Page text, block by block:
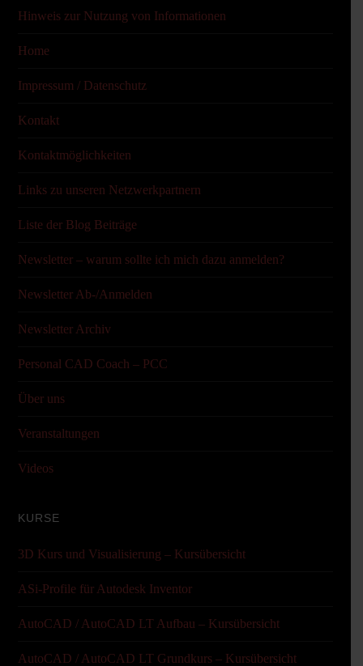
Hinweis zur Nutzung von Informationen
Home
Impressum / Datenschutz
Kontakt
Kontaktmöglichkeiten
Links zu unseren Netzwerkpartnern
Liste der Blog Beiträge
Newsletter – warum sollte ich mich dazu anmelden?
Newsletter Ab-/Anmelden
Newsletter Archiv
Personal CAD Coach – PCC
Über uns
Veranstaltungen
Videos
KURSE
3D Kurs und Visualisierung – Kursübersicht
ASi-Profile für Autodesk Inventor
AutoCAD / AutoCAD LT Aufbau – Kursübersicht
AutoCAD / AutoCAD LT Grundkurs – Kursübersicht